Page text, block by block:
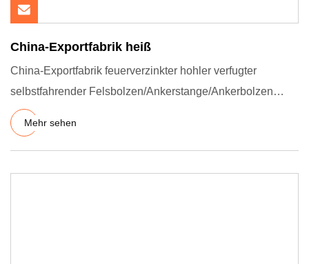
China-Exportfabrik heiß
China-Exportfabrik feuerverzinkter hohler verfugter
selbstfahrender Felsbolzen/Ankerstange/Ankerbolzen
SECON Hauptsächli
Mehr sehen